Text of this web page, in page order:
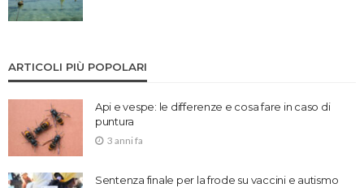
ARTICOLI PIÙ POPOLARI
Api e vespe: le differenze e cosa fare in caso di
puntura
3 anni fa
Sentenza finale per la frode su vaccini e autismo